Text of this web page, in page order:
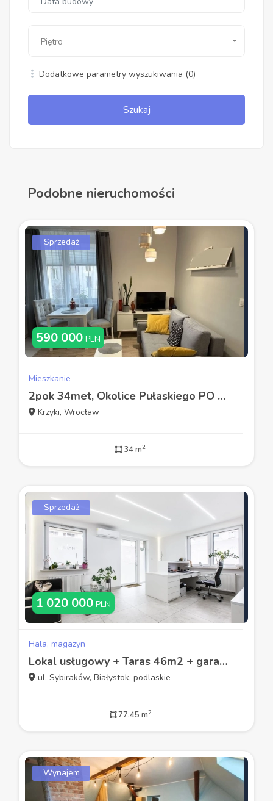
Piętro
Dodatkowe parametry wyszukiwania (0)
Szukaj
Podobne nieruchomości
Sprzedaż
590 000 PLN
Mieszkanie
2pok 34met, Okolice Pułaskiego PO REMONCIE/PIWNICA (Wrocław)
Krzyki, Wrocław
34 m2
Sprzedaż
1 020 000 PLN
Hala, magazyn
Lokal usługowy + Taras 46m2 + garaż 18m2 w cenie
ul. Sybiraków, Białystok, podlaskie
77.45 m2
Wynajem